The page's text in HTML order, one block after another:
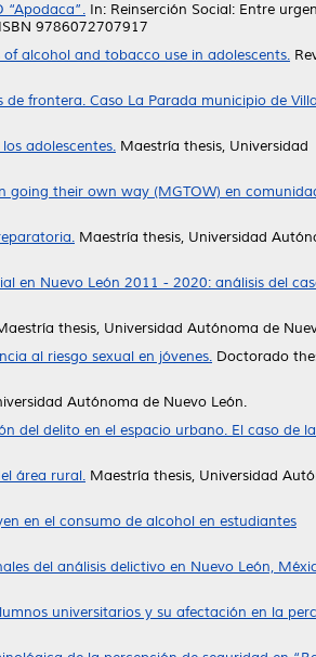
“Apodaca”. In: Reinserción Social: Entre
9786072707917
alcohol and tobacco use in adolescents.
frontera. Caso La Parada municipio de
adolescentes. Maestría thesis, Universidad
going their own way (MGTOW) en
Maestría thesis, Universidad
en Nuevo León 2011 - 2020: análisis del
thesis, Universidad Autónoma de
al riesgo sexual en jóvenes. Doctorado
Autónoma de Nuevo León.
del delito en el espacio urbano. El caso de
área rural. Maestría thesis, Universidad
en el consumo de alcohol en estudiantes
del análisis delictivo en Nuevo León,
universitarios y su afectación en la